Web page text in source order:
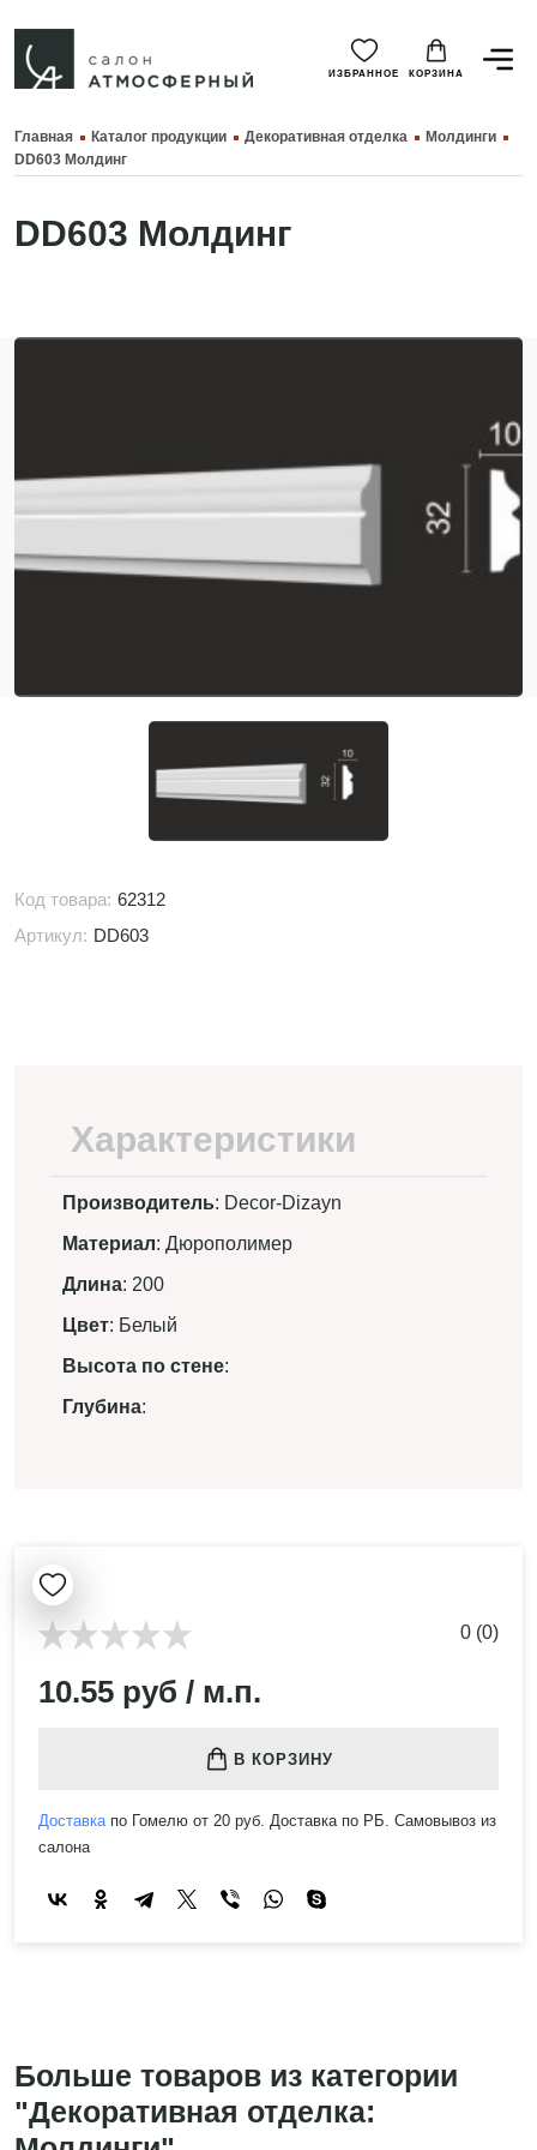
ИЗБРАННОЕ КОРЗИНА
Главная Каталог продукции Декоративная отделка
Молдинги
DD603 Молдинг
DD603 Молдинг
Код товара: 62312
Артикул: DD603
Характеристики
Производитель: Decor-Dizayn
Материал: Дюрополимер
Длина: 200
Цвет: Белый
Высота по стене:
Глубина:
0 (0)
10.55 руб / м.п.
В КОРЗИНУ
Доставкапо Гомелю от 20 руб. Доставка по РБ. Самовывоз из
салона
Больше товаров из категории
"Декоративная отделка: